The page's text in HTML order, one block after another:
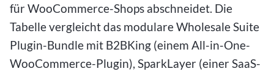
für WooCommerce-Shops abschneidet. Die
Tabelle vergleicht das modulare Wholesale Suite
Plugin-Bundle mit B2BKing (einem All-in-One-
WooCommerce-Plugin), SparkLayer (einer SaaS-